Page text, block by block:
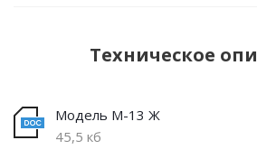
Техническое
Модель М-13 Ж
45,5 кб